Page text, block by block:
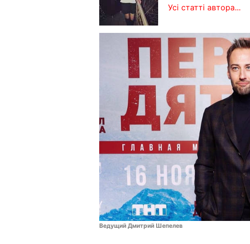
Усі статті автора...
Ведущий Дмитрий Шепелев